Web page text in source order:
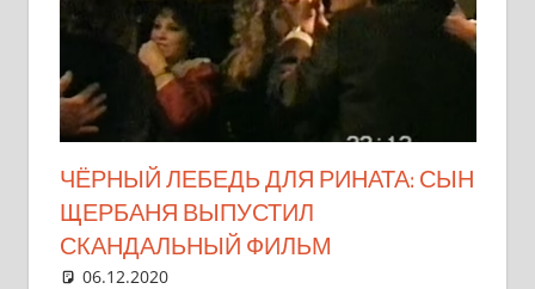
ЧЁРНЫЙ ЛЕБЕДЬ ДЛЯ РИНАТА: СЫН
ЩЕРБАНЯ ВЫПУСТИЛ
СКАНДАЛЬНЫЙ ФИЛЬМ
06.12.2020